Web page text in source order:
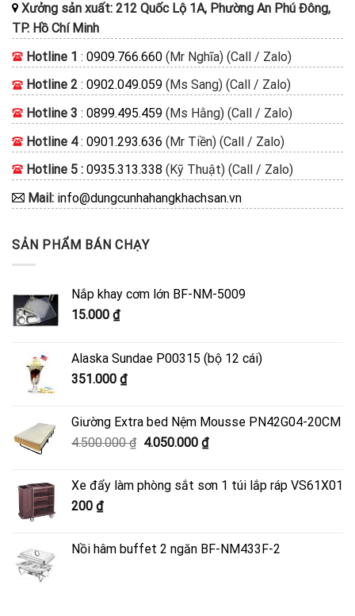
Xưởng sản xuất: 212 Quốc Lộ 1A, Phường An Phú Đông,
TP. Hồ Chí Minh
Hotline 1 : 0909.766.660 (Mr Nghĩa) (Call / Zalo)
Hotline 2 : 0902.049.059 (Ms Sang) (Call / Zalo)
Hotline 3 : 0899.495.459 (Ms Hằng) (Call / Zalo)
Hotline 4: 0901.293.636 (Mr Tiền) (Call / Zalo)
Hotline 5 : 0935.313.338 (Kỹ Thuật) (Call / Zalo)
Mail: info@dungcunhahangkhachsan.vn
SẢN PHẨM BÁN CHẠY
Nắp khay cơm lớn BF-NM-5009
15.000 ₫
Alaska Sundae P00315 (bộ 12 cái)
351.000 ₫
Giường Extra bed Nệm Mousse PN42G04-20CM
4.500.000₫ Giá
4.500.000 ₫.
4.050.000 ₫Giá
là:
Xe đẩy làm phòng sắt sơn 1 túi lắp ráp VS61X01
200 ₫
Nồi hâm buffet 2 ngăn BF-NM433F-2